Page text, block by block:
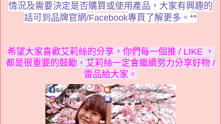
情況及需要決定是否購買或使用產品，大家有興趣的
話可到品牌官網/Facebook專頁了解更多。 **
希望大家喜歡艾莉絲的分享，你們每一個推 / LIKE ，
都是很重要的鼓勵，艾莉絲一定會繼續努力分享好物 /
雷品給大家。